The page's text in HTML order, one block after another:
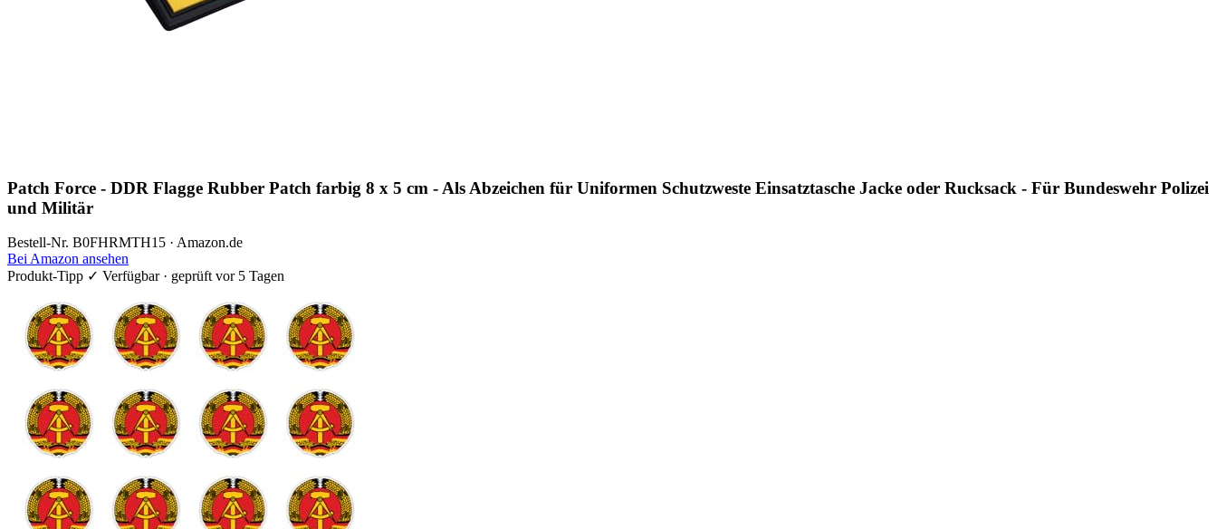
Patch Force - DDR Flagge Rubber Patch farbig 8 x 5 cm - Als Abzeichen für Uniformen Schutzweste Einsatztasche Jacke oder Rucksack - Für Bundeswehr Polizei
und Militär
Bestell-Nr. B0FHRMTH15 · Amazon.de
Bei Amazon ansehen
Produkt-Tipp ✓ Verfügbar · geprüft vor 5 Tagen